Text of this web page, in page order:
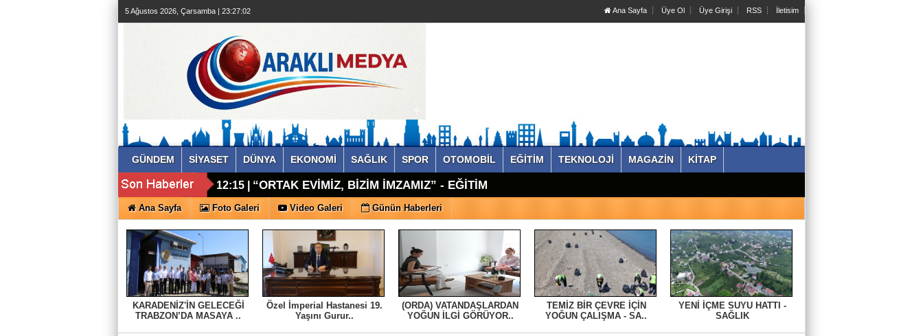
5 Ağustos 2026, Çarsamba | 23:27:03 Ana Sayfa Üye Ol Üye Girişi RSS İletisim
GÜNDEM SİYASET DÜNYA EKONOMİ SAĞLIK SPOR OTOMOBİL EĞİTİM TEKNOLOJİ MAGAZİN KİTAP
12:15 | “ORTAK EVİMİZ, BİZİM İMZAMIZ” - EĞİTİM
Ana Sayfa Foto Galeri Video Galeri Günün Haberleri
KARADENİZ'İN GELECEĞİ
TRABZON’DA MASAYA ..
Özel İmperial Hastanesi 19.
Yaşını Gurur..
(ORDA) VATANDAŞLARDAN
YOĞUN İLGİ GÖRÜYOR..
TEMİZ BİR ÇEVRE İÇİN
YOĞUN ÇALIŞMA - SA..
YENİ İÇME SUYU HATTI -
SAĞLIK